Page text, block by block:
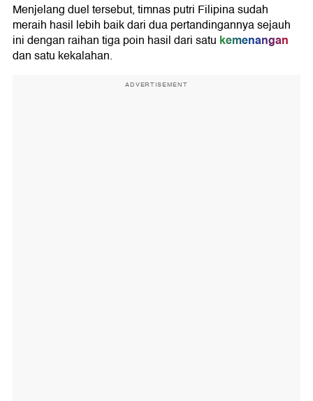
Menjelang duel tersebut, timnas putri Filipina sudah
meraih hasil lebih baik dari dua pertandingannya sejauh
ini dengan raihan tiga poin hasil dari satu kemenangan
dan satu kekalahan.
ADVERTISEMENT